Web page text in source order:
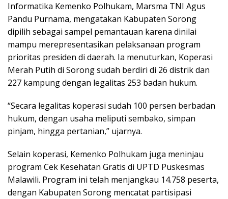
Informatika Kemenko Polhukam, Marsma TNI Agus
Pandu Purnama, mengatakan Kabupaten Sorong
dipilih sebagai sampel pemantauan karena dinilai
mampu merepresentasikan pelaksanaan program
prioritas presiden di daerah. Ia menuturkan, Koperasi
Merah Putih di Sorong sudah berdiri di 26 distrik dan
227 kampung dengan legalitas 253 badan hukum.
“Secara legalitas koperasi sudah 100 persen berbadan
hukum, dengan usaha meliputi sembako, simpan
pinjam, hingga pertanian,” ujarnya.
Selain koperasi, Kemenko Polhukam juga meninjau
program Cek Kesehatan Gratis di UPTD Puskesmas
Malawili. Program ini telah menjangkau 14.758 peserta,
dengan Kabupaten Sorong mencatat partisipasi